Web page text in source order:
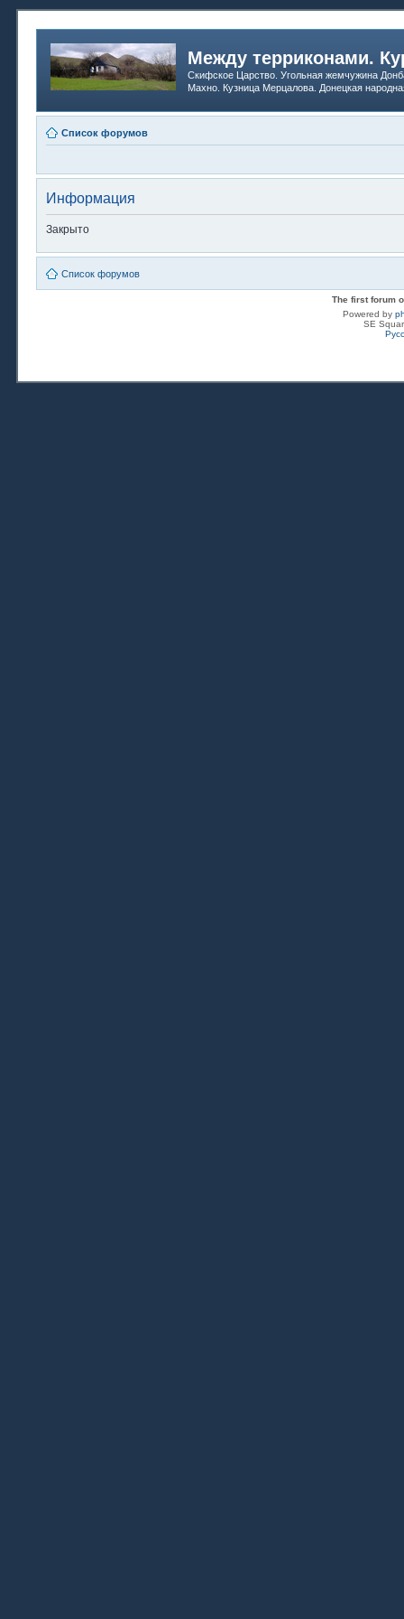
Между терриконами.
Скифское Царство. Угольная жемчужина
Махно. Кузница Мерцалова. Донецкая
Список форумов
Информация
Закрыто
Список форумов
The first forum
Powered by
SE